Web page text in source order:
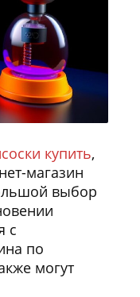
купить,
магазин
выбор
с
по
могут